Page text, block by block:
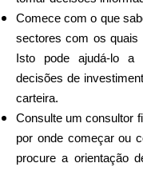
Comece com o que
sectores com os quais
Isto pode ajudá-lo a
decisões de
carteira.
Consulte um consultor
por onde começar ou
procure a orientação